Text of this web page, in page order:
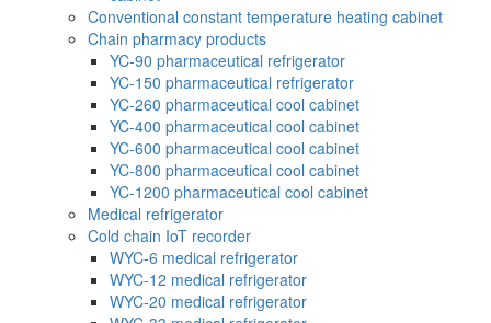
Conventional constant temperature heating cabinet
Chain pharmacy products
YC-90 pharmaceutical refrigerator
YC-150 pharmaceutical refrigerator
YC-260 pharmaceutical cool cabinet
YC-400 pharmaceutical cool cabinet
YC-600 pharmaceutical cool cabinet
YC-800 pharmaceutical cool cabinet
YC-1200 pharmaceutical cool cabinet
Medical refrigerator
Cold chain IoT recorder
WYC-6 medical refrigerator
WYC-12 medical refrigerator
WYC-20 medical refrigerator